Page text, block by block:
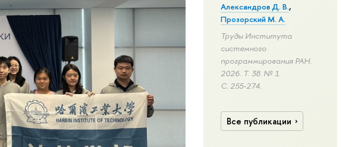
Александров Д. В.,
Прозорский М. А.
Труды Института
системного
программирования РАН.
2026. Т. 38. № 1.
С. 255-274.
Все публикации